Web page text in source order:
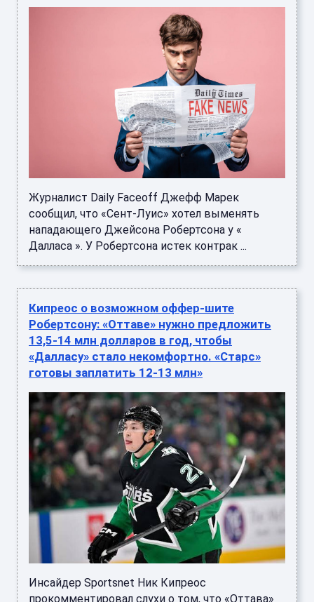
Журналист Daily Faceoff Джефф Марек
сообщил, что «Сент-Луис» хотел выменять
нападающего Джейсона Робертсона у «
Далласа ». У Робертсона истек контрак ...
Кипреос о возможном оффер-шите
Робертсону: «Оттаве» нужно предложить
13,5-14 млн долларов в год, чтобы
«Далласу» стало некомфортно. «Старс»
готовы заплатить 12-13 млн»
Инсайдер Sportsnet Ник Кипреос
прокомментировал слухи о том, что «Оттава»